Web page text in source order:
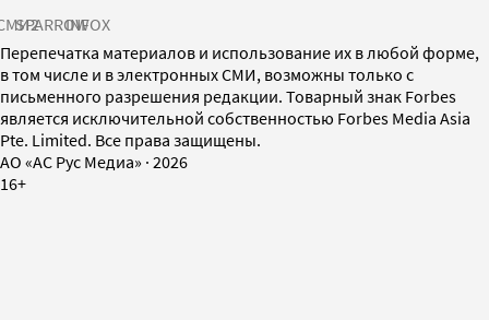
SPARROWINFOX
Перепечатка материалов и использование их в любой форме,
в том числе и в электронных СМИ, возможны только с
письменного разрешения редакции. Товарный знак Forbes
является исключительной собственностью Forbes Media Asia
Pte. Limited. Все права защищены.
AO «АС Рус Медиа» · 2026
16+